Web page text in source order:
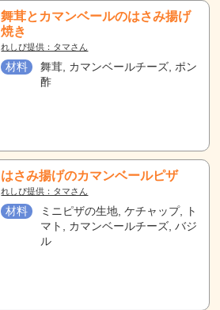
舞茸とカマンベールのはさみ揚げ
焼き
れしぴ提供：タマさん
材料
舞茸, カマンベールチーズ, ポン
酢
はさみ揚げのカマンベールピザ
れしぴ提供：タマさん
材料
ミニピザの生地, ケチャップ, ト
マト, カマンベールチーズ, バジ
ル